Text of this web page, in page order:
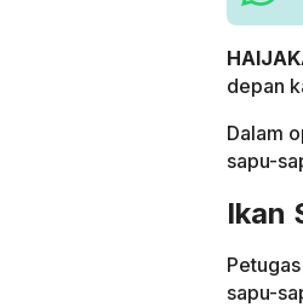
depan
Dalam
sapu-
Ikan
sapu-